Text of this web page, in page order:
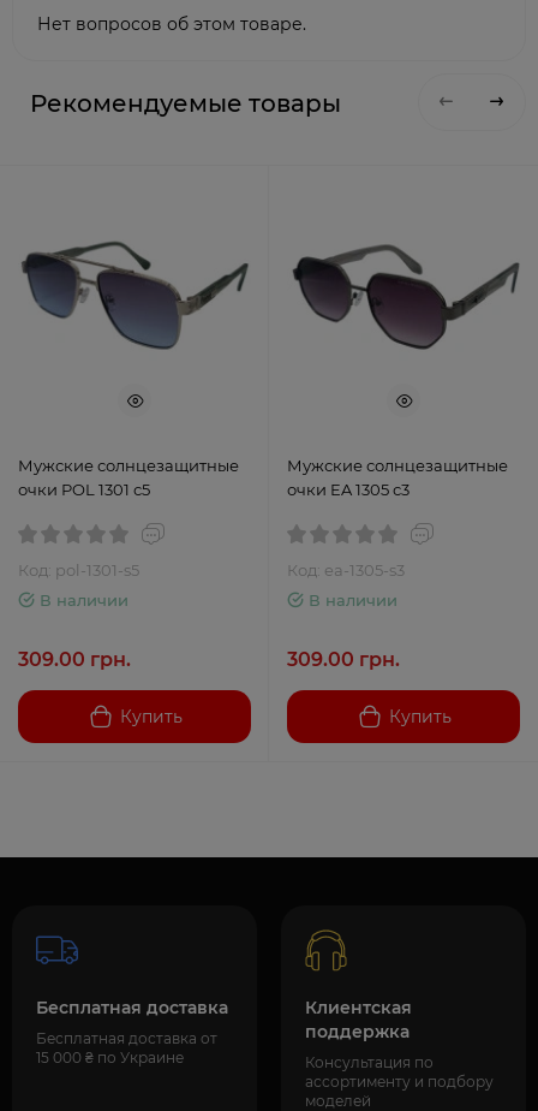
Нет вопросов об этом товаре.
Рекомендуемые товары
Мужские солнцезащитные
очки POL 1301 с5
Код: pol-1301-s5
В наличии
309.00 грн.
Купить
Мужские солнцезащитные
очки EA 1305 с3
Код: ea-1305-s3
В наличии
309.00 грн.
Купить
Бесплатная доставка
Бесплатная доставка от
15 000 ₴ по Украине
Клиентская
поддержка
Консультация по
ассортименту и подбору
моделей